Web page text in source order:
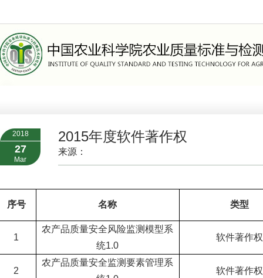
2018
27
Mar
2015年度软件著作权
来源：
序号 名称 类型
1
农产品质量安全风险监测模型系
统1.0
软件著作权
2
农产品质量安全监测要素管理系
软件著作权